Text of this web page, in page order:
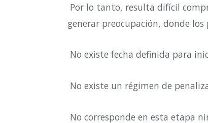
Por lo tanto, resulta difícil
generar preocupación, donde
No existe fecha definida para
No existe un régimen de
No corresponde en esta etapa